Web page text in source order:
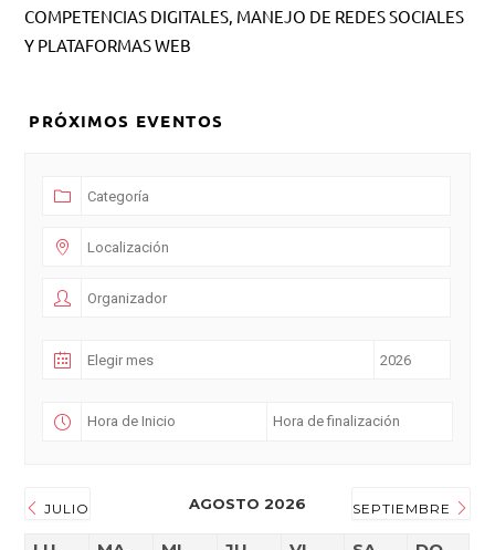
COMPETENCIAS DIGITALES, MANEJO DE REDES SOCIALES
Y PLATAFORMAS WEB
PRÓXIMOS EVENTOS
JULIO AGOSTO 2026 SEPTIEMBRE